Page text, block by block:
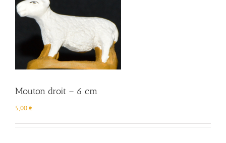
Mouton droit – 6 cm
5,00€